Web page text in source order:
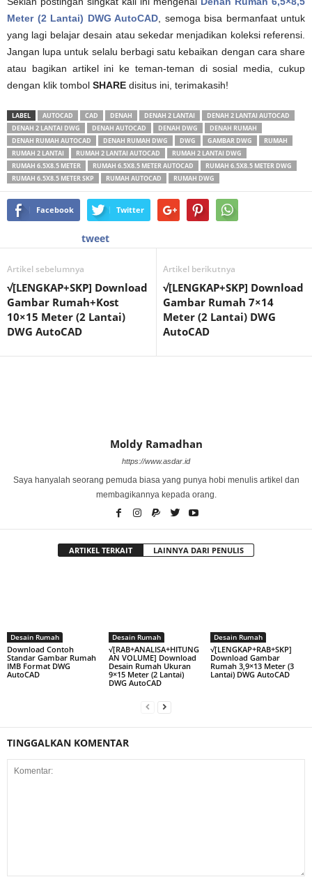
Meter (2 Lantai) DWG AutoCAD , semoga bisa bermanfaat untuk
yang lagi belajar desain atau sekedar menjadikan koleksi referensi.
Jangan lupa untuk selalu berbagi satu kebaikan dengan cara share
atau bagikan artikel ini ke teman-teman di sosial media, cukup
dengan klik tombol SHARE disitus ini, terimakasih!
LABEL AUTOCAD CAD DENAH DENAH 2 LANTAI
DENAH 2 LANTAI AUTOCAD
DENAH 2 LANTAI DWG
DENAH AUTOCAD DENAH DWG
DENAH RUMAH
DENAH RUMAH AUTOCAD
DENAH RUMAH DWG DWG GAMBAR DWG
RUMAH
RUMAH 2 LANTAI
RUMAH 2 LANTAI AUTOCAD
RUMAH 2 LANTAI DWG
RUMAH 6.5X8.5 METER
RUMAH 6.5X8.5 METER AUTOCAD
RUMAH 6.5X8.5 METER DWG
RUMAH 6.5X8.5 METER SKP
RUMAH AUTOCAD RUMAH DWG
Facebook Twitter
tweet
Artikel sebelumnya
√[LENGKAP+SKP] Download
Gambar Rumah+Kost
10×15 Meter (2 Lantai)
DWG AutoCAD
Artikel berikutnya
√[LENGKAP+SKP] Download
Gambar Rumah 7×14
Meter (2 Lantai) DWG
AutoCAD
Moldy Ramadhan
https://www.asdar.id
Saya hanyalah seorang pemuda biasa yang punya hobi menulis artikel dan
membagikannya kepada orang.
ARTIKEL TERKAIT LAINNYA DARI PENULIS
Desain Rumah
Download Contoh
Standar Gambar Rumah
IMB Format DWG
AutoCAD
Desain Rumah
√[RAB+ANALISA+HITUNG
AN VOLUME] Download
Desain Rumah Ukuran
9×15 Meter (2 Lantai)
DWG AutoCAD
Desain Rumah
√[LENGKAP+RAB+SKP]
Download Gambar
Rumah 3,9×13 Meter (3
Lantai) DWG AutoCAD
TINGGALKAN KOMENTAR